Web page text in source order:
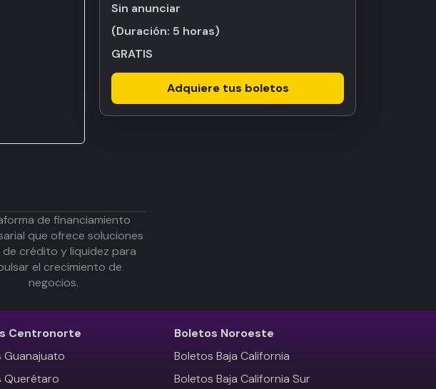
Sin anunciar
(Duración: 5 horas)
GRATIS
Adquiere tus boletos
de financiamiento
que ofrece soluciones
de crédito y liquidez para
el crecimiento de
negocios.
Centronorte
Guanajuato
Querétaro
Boletos Noroeste
Boletos Baja California
Boletos Baja California Sur